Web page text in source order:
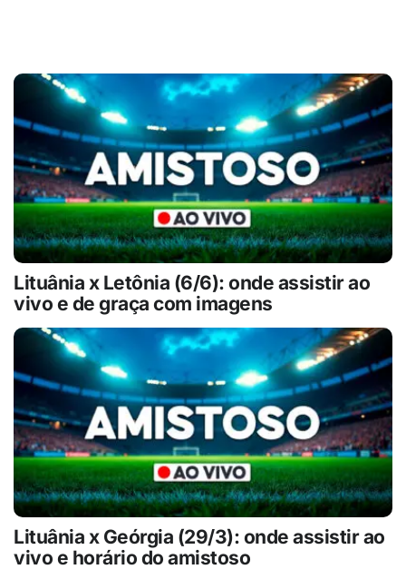
Lituânia x Letônia (6/6): onde assistir ao
vivo e de graça com imagens
Lituânia x Geórgia (29/3): onde assistir ao
vivo e horário do amistoso